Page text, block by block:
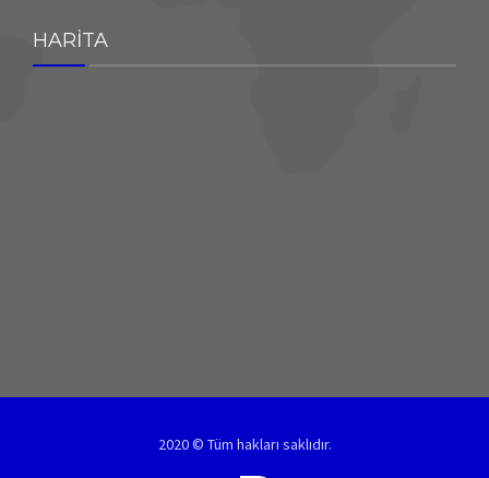
HARİTA
2020 © Tüm hakları saklıdır.